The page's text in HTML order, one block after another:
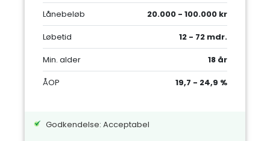
Lånebeløb
20.000 - 100.000 kr
Løbetid
12 - 72 mdr.
Min. alder
18 år
ÅOP
19,7 - 24,9 %
Godkendelse: Acceptabel